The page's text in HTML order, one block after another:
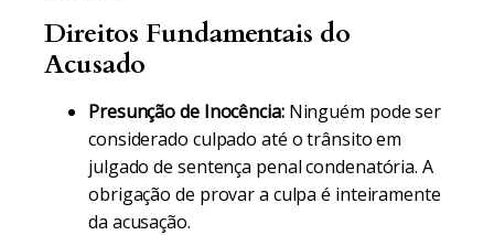
Direitos Fundamentais do
Acusado
Presunção de Inocência:Ninguém pode ser
considerado culpado até o trânsito em
julgado de sentença penal condenatória. A
obrigação de provar a culpa é inteiramente
da acusação.